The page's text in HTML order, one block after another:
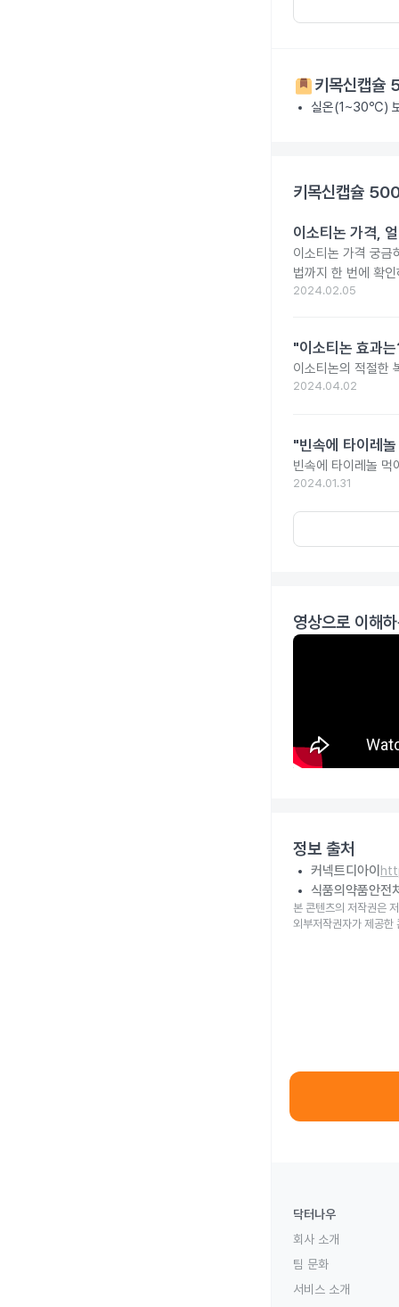
키목신캡
실온(1~30℃)
키목신캡슐
이소티논 가격,
이소티논 가격 궁금
법까지 한 번에 확
2024.02.05
"이소티논 효과
이소티논의 적절한
2024.04.02
"빈속에 타이레
빈속에 타이레놀 먹
2024.01.31
영상으로 이해
정보 출처
커넥트디아이
식품의약품안전
본 콘텐츠의 저작권은
외부저작권자가 제공한
닥터나우
회사 소개
팀 문화
서비스 소개